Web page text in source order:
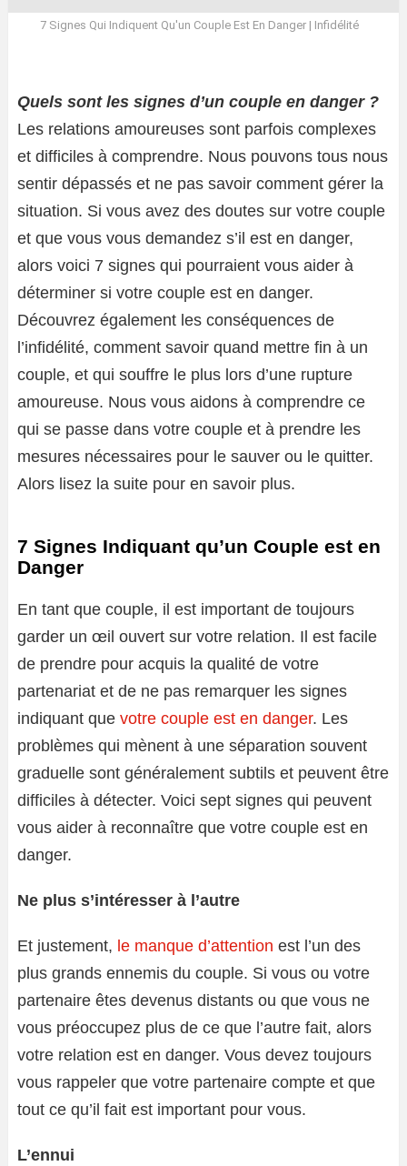
7 Signes Qui Indiquent Qu'un Couple Est En Danger | Infidélité
Quels sont les signes d’un couple en danger ?
Les relations amoureuses sont parfois complexes
et difficiles à comprendre. Nous pouvons tous nous
sentir dépassés et ne pas savoir comment gérer la
situation. Si vous avez des doutes sur votre couple
et que vous vous demandez s’il est en danger,
alors voici 7 signes qui pourraient vous aider à
déterminer si votre couple est en danger.
Découvrez également les conséquences de
l’infidélité, comment savoir quand mettre fin à un
couple, et qui souffre le plus lors d’une rupture
amoureuse. Nous vous aidons à comprendre ce
qui se passe dans votre couple et à prendre les
mesures nécessaires pour le sauver ou le quitter.
Alors lisez la suite pour en savoir plus.
7 Signes Indiquant qu’un Couple est en
Danger
En tant que couple, il est important de toujours
garder un œil ouvert sur votre relation. Il est facile
de prendre pour acquis la qualité de votre
partenariat et de ne pas remarquer les signes
indiquant que votre couple est en danger. Les
problèmes qui mènent à une séparation souvent
graduelle sont généralement subtils et peuvent être
difficiles à détecter. Voici sept signes qui peuvent
vous aider à reconnaître que votre couple est en
danger.
Ne plus s’intéresser à l’autre
Et justement, le manque d’attention est l’un des
plus grands ennemis du couple. Si vous ou votre
partenaire êtes devenus distants ou que vous ne
vous préoccupez plus de ce que l’autre fait, alors
votre relation est en danger. Vous devez toujours
vous rappeler que votre partenaire compte et que
tout ce qu’il fait est important pour vous.
L’ennui